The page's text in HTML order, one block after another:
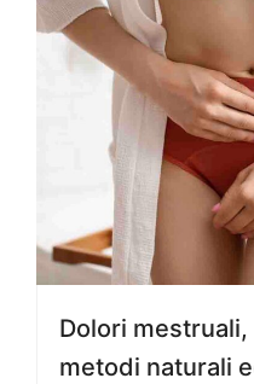
Dolori
metodi naturali